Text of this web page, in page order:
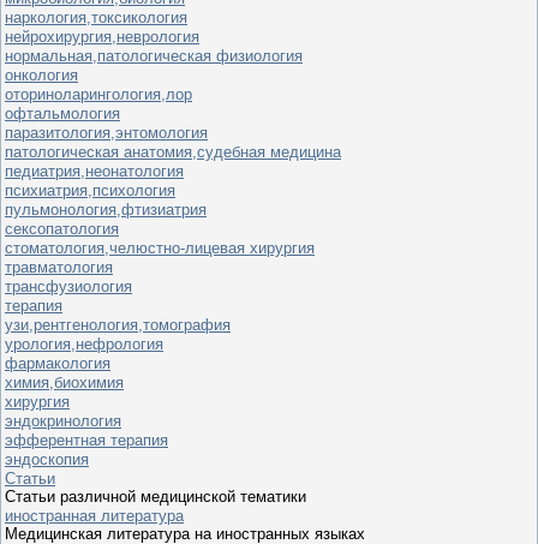
наркология,токсикология
нейрохирургия,неврология
нормальная,патологическая физиология
онкология
оториноларингология,лор
офтальмология
паразитология,энтомология
патологическая анатомия,судебная медицина
педиатрия,неонатология
психиатрия,психология
пульмонология,фтизиатрия
сексопатология
стоматология,челюстно-лицевая хирургия
травматология
трансфузиология
терапия
узи,рентгенология,томография
урология,нефрология
фармакология
химия,биохимия
хирургия
эндокринология
эфферентная терапия
эндоскопия
Статьи
Статьи различной медицинской тематики
иностранная литература
Медицинская литература на иностранных языках